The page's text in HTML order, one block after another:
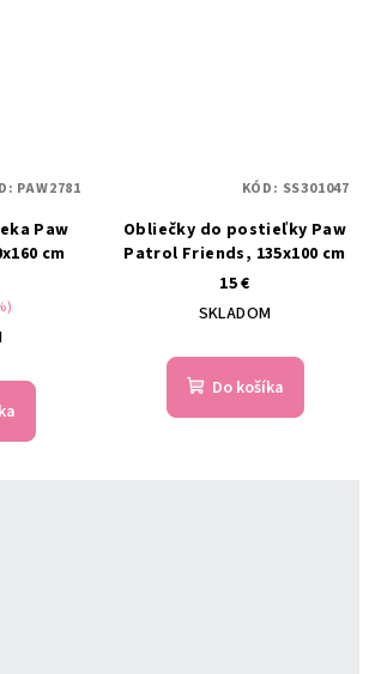
Paw
cm
PAW2781
Obliečky do postieľky Paw
Patrol Friends, 135x100 cm
15 €
SKLADOM
Do košíka
KÓD: SS301047